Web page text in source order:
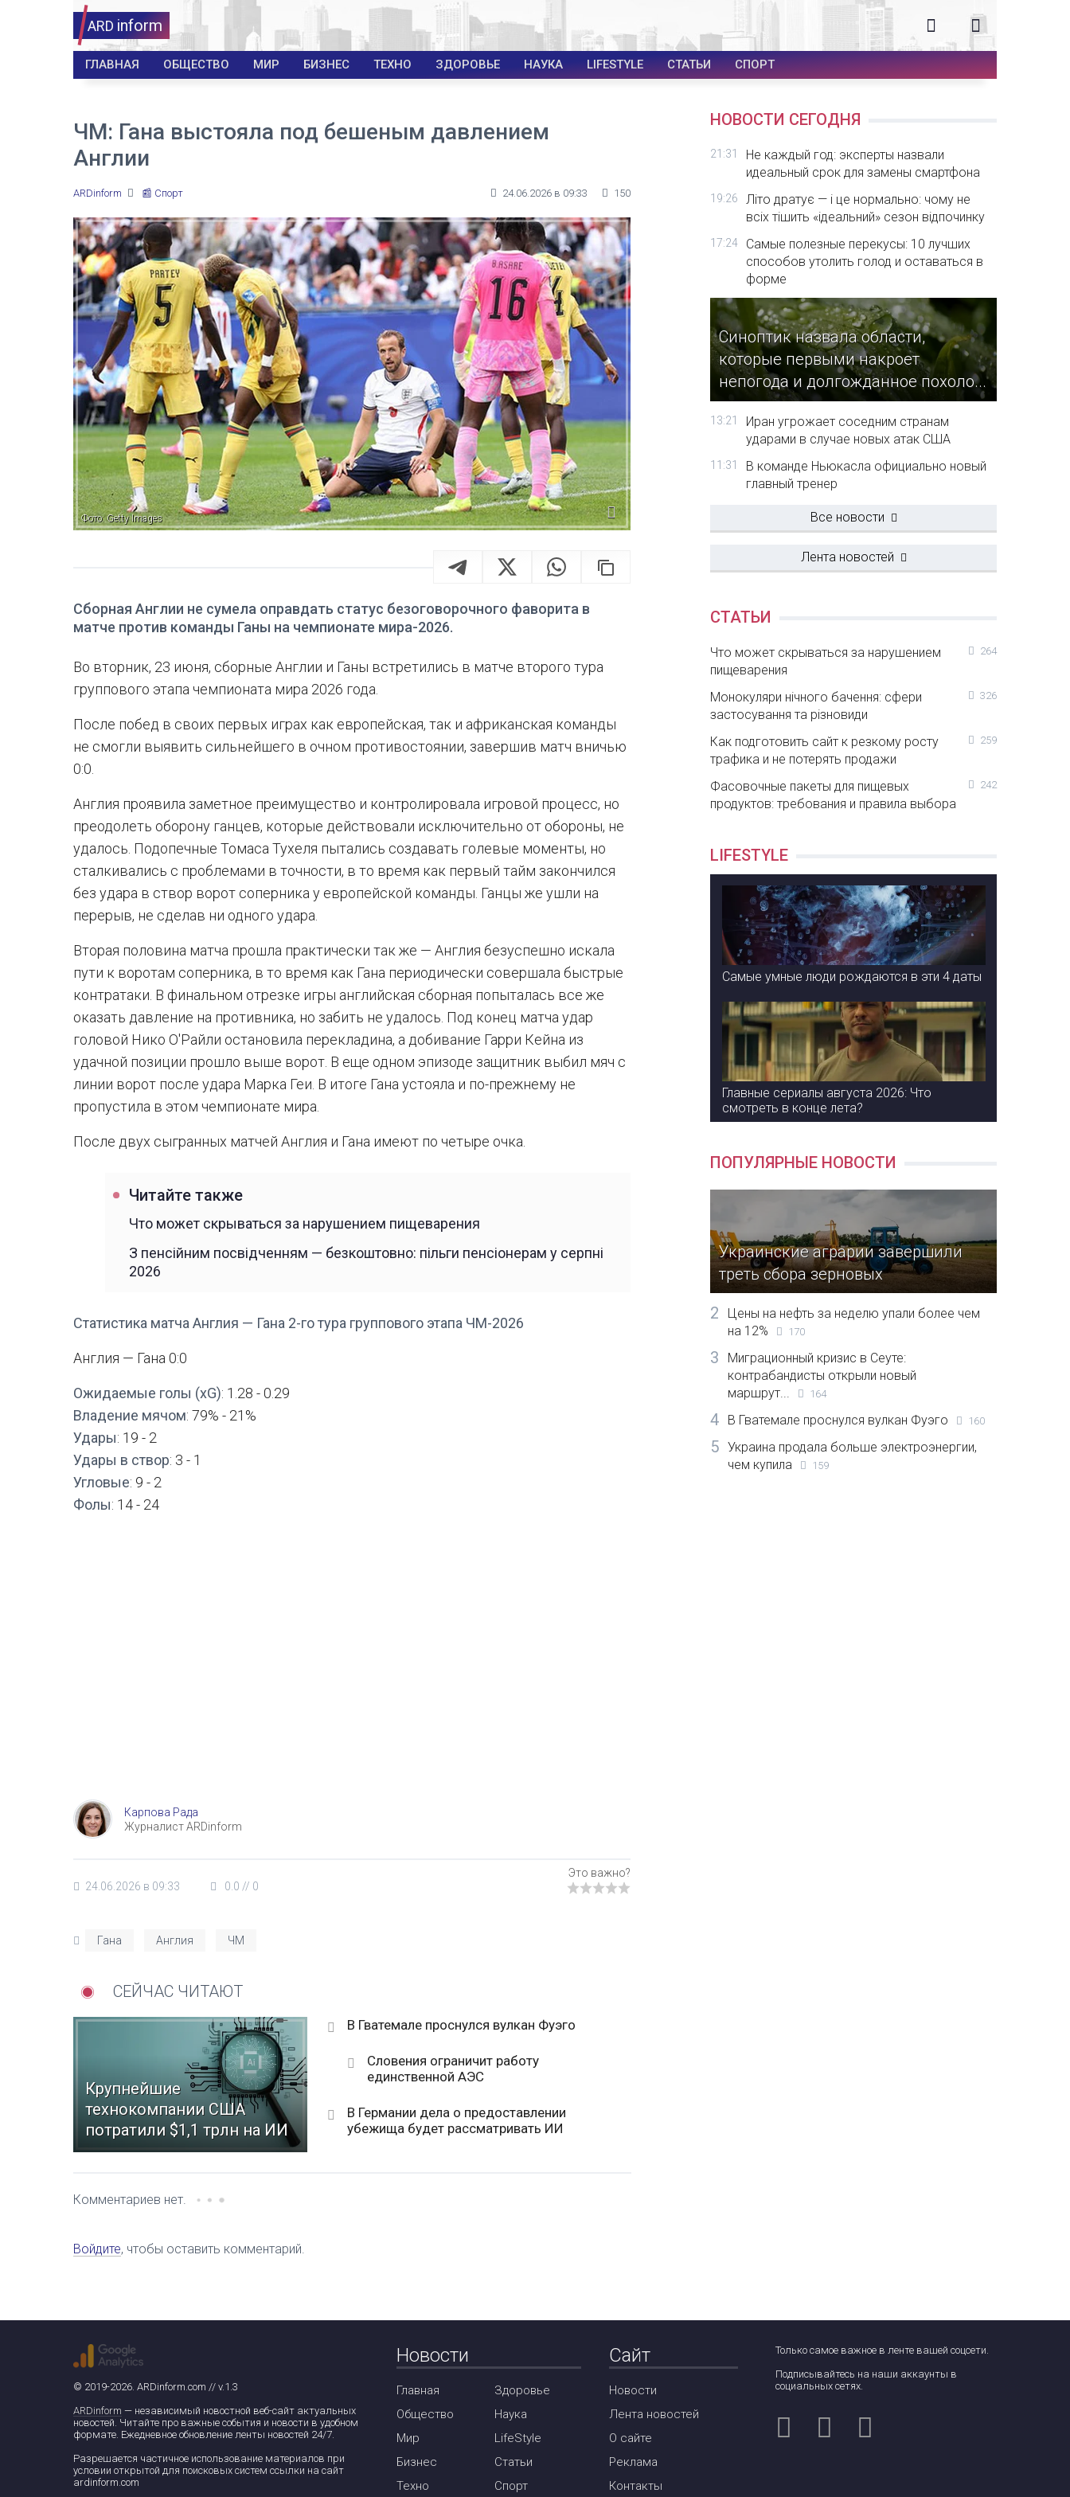
ARD inform
ГЛАВНАЯ ОБЩЕСТВО МИР БИЗНЕС ТЕХНО ЗДОРОВЬЕ НАУКА LIFESTYLE СТАТЬИ СПОРТ
ЧМ: Гана выстояла под бешеным давлением
Англии
ARDinform 📰 Спорт 24.06.2026 в 09:33 150
Фото: Getty Images
Сборная Англии не сумела оправдать статус безоговорочного фаворита в
матче против команды Ганы на чемпионате мира-2026.
Во вторник, 23 июня, сборные Англии и Ганы встретились в матче второго тура
группового этапа чемпионата мира 2026 года.
После побед в своих первых играх как европейская, так и африканская команды
не смогли выявить сильнейшего в очном противостоянии, завершив матч вничью
0:0.
Англия проявила заметное преимущество и контролировала игровой процесс, но
преодолеть оборону ганцев, которые действовали исключительно от обороны, не
удалось. Подопечные Томаса Тухеля пытались создавать голевые моменты, но
сталкивались с проблемами в точности, в то время как первый тайм закончился
без удара в створ ворот соперника у европейской команды. Ганцы же ушли на
перерыв, не сделав ни одного удара.
Вторая половина матча прошла практически так же — Англия безуспешно искала
пути к воротам соперника, в то время как Гана периодически совершала быстрые
контратаки. В финальном отрезке игры английская сборная попыталась все же
оказать давление на противника, но забить не удалось. Под конец матча удар
головой Нико О'Райли остановила перекладина, а добивание Гарри Кейна из
удачной позиции прошло выше ворот. В еще одном эпизоде защитник выбил мяч с
линии ворот после удара Марка Геи. В итоге Гана устояла и по-прежнему не
пропустила в этом чемпионате мира.
После двух сыгранных матчей Англия и Гана имеют по четыре очка.
Читайте также
Что может скрываться за нарушением пищеварения
З пенсійним посвідченням — безкоштовно: пільги пенсіонерам у серпні
2026
Статистика матча Англия — Гана 2-го тура группового этапа ЧМ-2026
Англия — Гана 0:0
Ожидаемые голы (xG): 1.28 - 0.29
Владение мячом: 79% - 21%
Удары: 19 - 2
Удары в створ: 3 - 1
Угловые: 9 - 2
Фолы: 14 - 24
Карпова Рада
Журналист ARDinform
24.06.2026 в 09:33 0.0 // 0
Гана Англия ЧМ
СЕЙЧАС ЧИТАЮТ
Крупнейшие
технокомпании США
потратили $1,1 трлн на ИИ
В Гватемале проснулся вулкан Фуэго
Словения ограничит работу
единственной АЭС
В Германии дела о предоставлении
убежища будет рассматривать ИИ
Комментариев нет.
Войдите, чтобы оставить комментарий.
НОВОСТИ СЕГОДНЯ
21:31
Не каждый год: эксперты назвали
идеальный срок для замены смартфона
19:26
Літо дратує — і це нормально: чому не
всіх тішить «ідеальний» сезон відпочинку
17:24
Самые полезные перекусы: 10 лучших
способов утолить голод и оставаться в
форме
Синоптик назвала области,
которые первыми накроет
непогода и долгожданное похоло...
13:21
Иран угрожает соседним странам
ударами в случае новых атак США
11:31
В команде Ньюкасла официально новый
главный тренер
Все новости
Лента новостей
СТАТЬИ
Что может скрываться за нарушением
пищеварения
264
Монокуляри нічного бачення: сфери
застосування та різновиди
326
Как подготовить сайт к резкому росту
трафика и не потерять продажи
259
Фасовочные пакеты для пищевых
продуктов: требования и правила выбора
242
LIFESTYLE
Самые умные люди рождаются в эти 4 даты
Главные сериалы августа 2026: Что
смотреть в конце лета?
ПОПУЛЯРНЫЕ НОВОСТИ
Украинские аграрии завершили
треть сбора зерновых
2
Цены на нефть за неделю упали более чем
на 12%
170
3
Миграционный кризис в Сеуте:
контрабандисты открыли новый
маршрут...
164
4 В Гватемале проснулся вулкан Фуэго 160
5
Украина продала больше электроэнергии,
чем купила
159
© 2019-2026. ARDinform.com // v.1.3
ARDinform — независимый новостной веб-сайт актуальных
новостей. Читайте про важные события и новости в удобном
формате. Ежедневное обновление ленты новостей 24/7.
Разрешается частичное использование материалов при
условии открытой для поисковых систем ссылки на сайт
ardinform.com
Новости
Главная
Общество
Мир
Бизнес
Техно
Здоровье
Наука
LifeStyle
Статьи
Спорт
Сайт
Новости
Лента новостей
О сайте
Реклама
Контакты
Только самое важное в ленте вашей соцсети.
Подписывайтесь на наши аккаунты в
социальных сетях.